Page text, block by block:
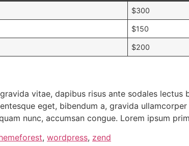
$300
$150
$200
vitae, dapibus risus ante sodales
eget, bibendum a, gravida
nunc, accumsan congue. Lorem ipsum
, wordpress, zend